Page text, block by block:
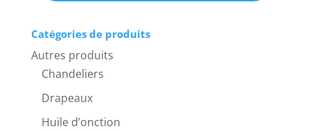
Catégories de produits
Autres produits
Chandeliers
Drapeaux
Huile d’onction